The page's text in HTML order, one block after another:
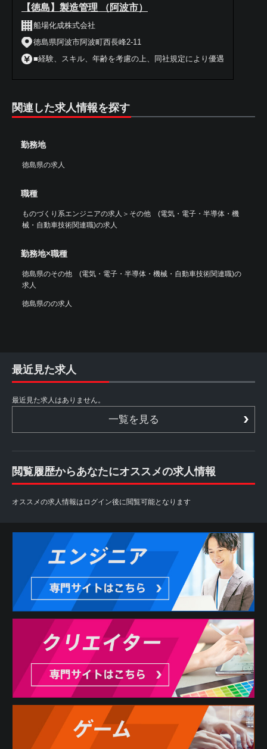
【徳島】製造管理 （阿波市）
船場化成株式会社
徳島県阿波市阿波町西長峰2-11
■経験、スキル、年齢を考慮の上、同社規定により優遇
関連した求人情報を探す
勤務地
徳島県の求人
職種
ものづくり系エンジニアの求人 ＞ その他 (電気・電子・半導体・機
械・自動車技術関連職)の求人
勤務地×職種
徳島県のその他 (電気・電子・半導体・機械・自動車技術関連職)の
求人
徳島県のの求人
最近見た求人
最近見た求人はありません。
一覧を見る
閲覧履歴からあなたにオススメの求人情報
オススメの求人情報はログイン後に閲覧可能となります